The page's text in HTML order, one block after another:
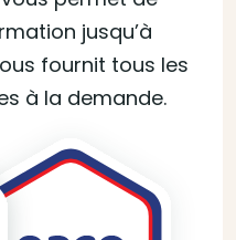
jusqu’à
fournit tous les
à la demande.